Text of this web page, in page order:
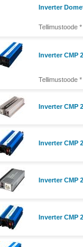
Inverter
Tellimustoode *
Inverter CMP
Tellimustoode *
Inverter CMP
Inverter CMP
Inverter CMP
Inverter CMP